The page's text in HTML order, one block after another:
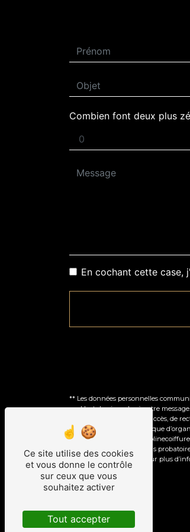
Combien font deux plus
En cochant cette case,
** Les données personnelles
seul but de répondre à votre
Vous disposez de droits d’accès,
autorité de contrôle, ainsi que
électronique à l'adresse
prescription légale aux fins
Consultez le site cnil.fr pour plus
Ce site utilise des cookies
et vous donne le contrôle
sur ceux que vous
souhaitez activer
Tout accepter